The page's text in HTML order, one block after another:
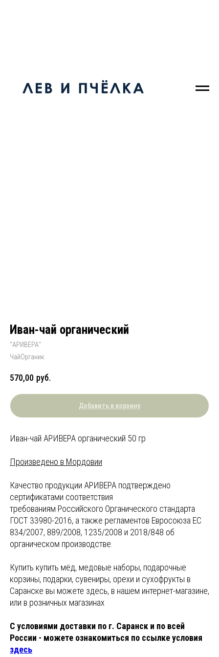
Иван-чай органический
"АРИВЕРА"
ЧайОрганик
570,00 руб.
Добавить в корзину
Иван-чай АРИВЕРА органический 50 гр
Произведено в Мордовии
Качество продукции АРИВЕРА подтверждено
сертификатами соответствия
требованиям Российского Органического стандарта
ГОСТ 33980-2016, а также регламентов Евросоюза ЕС
834/2007, 889/2008, 1235/2008 и 2018/848 об
органическом производстве.
Купить купить мёд, медовые наборы, подарочные
корзины, подарки, сувениры, орехи и сухофрукты в
Саранске вы можете здесь, в нашем интернет-магазине,
или в розничных магазинах
С условиями доставки по г. Саранск и по всей
России - можете ознакомиться по ссылке условия
здесь